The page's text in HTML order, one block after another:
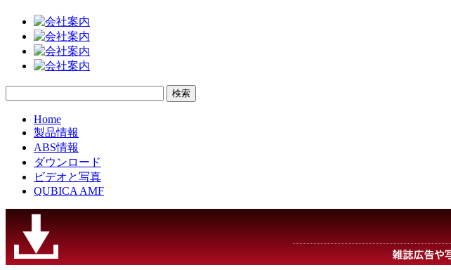
Home
製品情報
ABS情報
ダウンロード
ビデオと写真
QUBICA AMF